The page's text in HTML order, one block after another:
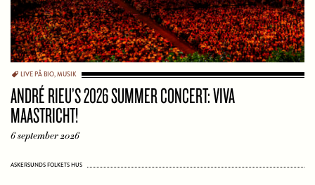
LIVE PÅ BIO,MUSIK
ANDRÉ RIEU’S 2026 SUMMER CONCERT: VIVA
MAASTRICHT!
6 september 2026
ASKERSUNDS FOLKETS HUS